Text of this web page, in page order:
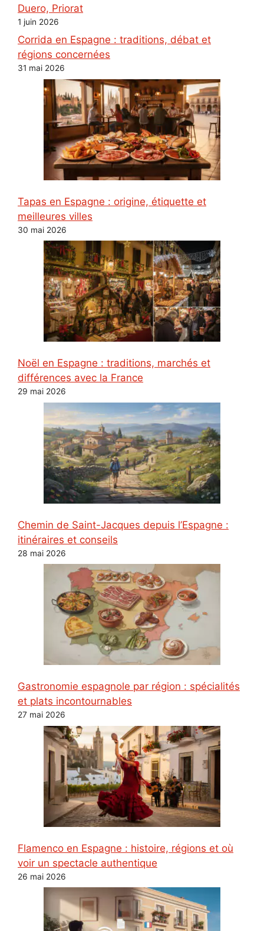
Duero, Priorat
1 juin 2026
Corrida en Espagne : traditions, débat et
régions concernées
31 mai 2026
Tapas en Espagne : origine, étiquette et
meilleures villes
30 mai 2026
Noël en Espagne : traditions, marchés et
différences avec la France
29 mai 2026
Chemin de Saint-Jacques depuis l’Espagne :
itinéraires et conseils
28 mai 2026
Gastronomie espagnole par région : spécialités
et plats incontournables
27 mai 2026
Flamenco en Espagne : histoire, régions et où
voir un spectacle authentique
26 mai 2026